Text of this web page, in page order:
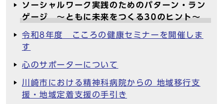
ソーシャルワーク実践のためのパターン・ラン
ゲージ ～ともに未来をつくる30のヒント～
令和8年度 こころの健康セミナーを開催しま
す
心のサポーターについて
川崎市における精神科病院からの 地域移行支
援・地域定着支援の手引き